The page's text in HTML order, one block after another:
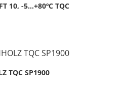
10, -5…+80ºC TQC
TQC SP1900